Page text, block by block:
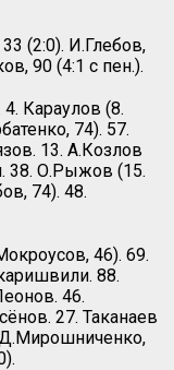
(2:0). И.Глебов,
90 (4:1 с пен.).
Караулов (8.
74). 57.
13. А.Козлов
38. О.Рыжов (15.
74). 48.
46). 69.
88.
46.
27. Таканаев
Д.Мирошниченко,